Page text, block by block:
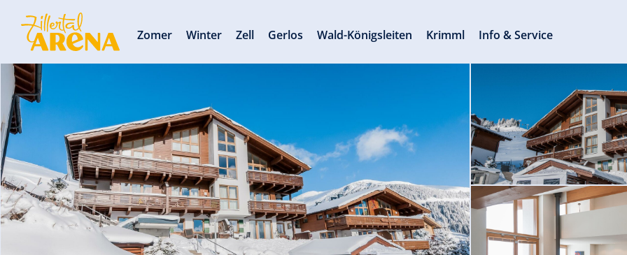
Zomer Winter Zell Gerlos Wald-Königsleiten Krimml Info & Service